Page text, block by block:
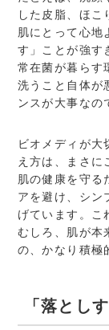
した皮脂、ほこ
肌にとって心地
す」ことが強す
常在菌が暮らす
洗うこと自体が
ンスが大事なの
ビオメディが大
え方は、まさに
肌の健康を守る
アを避け、シン
げています。こ
むしろ、肌が本
の、かなり積極
「落とし